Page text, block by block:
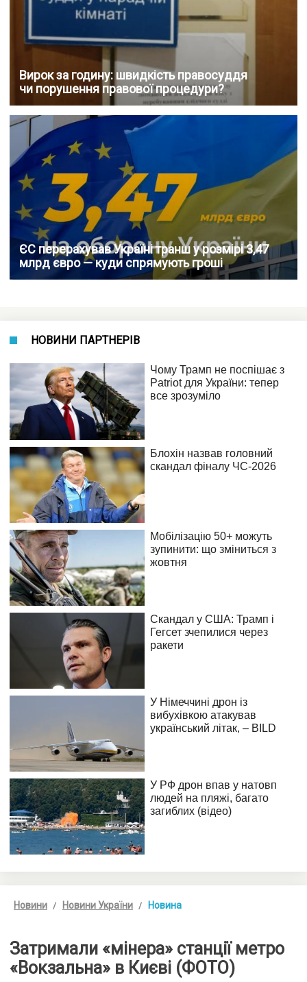
Вирок за годину: швидкість правосуддя
чи порушення правової процедури?
ЄС перерахував Україні транш у розмірі 3,47
млрд євро — куди спрямують гроші
НОВИНИ ПАРТНЕРІВ
Новини Новини України Новина
Затримали «мінера» ​​станції метро
«Вокзальна» в Києві (ФОТО)